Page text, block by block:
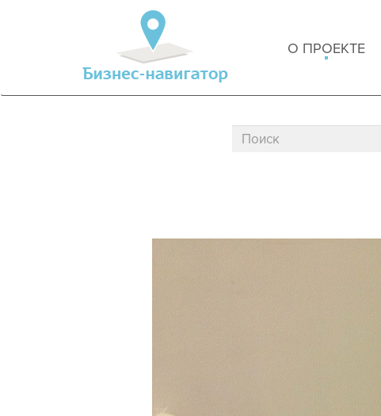
О ПРОЕКТЕ